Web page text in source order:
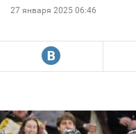
27 января 2025 06:46
R